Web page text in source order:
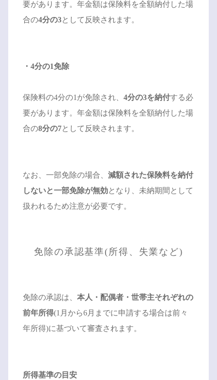
要があります。年金額は保険料を全額納付した場
合の4分の3として反映されます。
・4分の1免除
保険料の4分の1が免除され、 4分の3を納付する必
要があります。年金額は保険料を全額納付した場
合の8分の7として反映されます。
なお、一部免除の場合、 減額された保険料を納付
しないと一部免除が無効となり、未納期間として
扱われるため注意が必要です。
免除の承認基準(所得、失業など)
免除の承認は、 本人・配偶者・世帯主それぞれの
前年所得(1月から6月までに申請する場合は前々
年所得)に基づいて審査されます。
所得基準の目安